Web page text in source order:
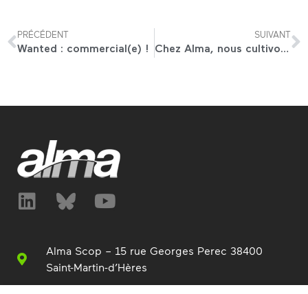
PRÉCÉDENT
Wanted : commercial(e) !
SUIVANT
Chez Alma, nous cultivons notre jardin…
Alma Scop – 15 rue Georges Perec 38400
Saint-Martin-d’Hères